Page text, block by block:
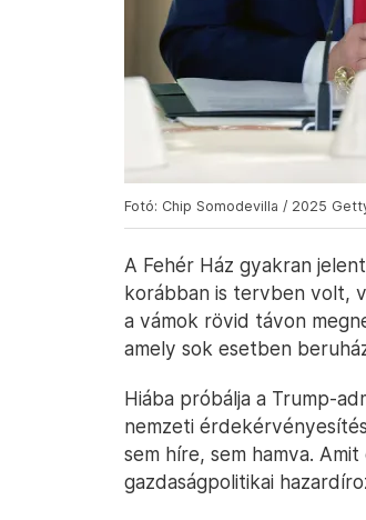
Fotó: Chip Somodevilla / 2025
A Fehér Ház gyakran
korábban is tervben volt,
a vámok rövid távon
amely sok esetben
Hiába próbálja a Trump-
nemzeti
sem híre, sem hamva.
gazdaságpolitikai